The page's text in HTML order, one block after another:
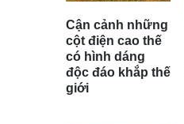
Cận cảnh những
cột điện cao thế
có hình dáng
độc đáo khắp thế
giới